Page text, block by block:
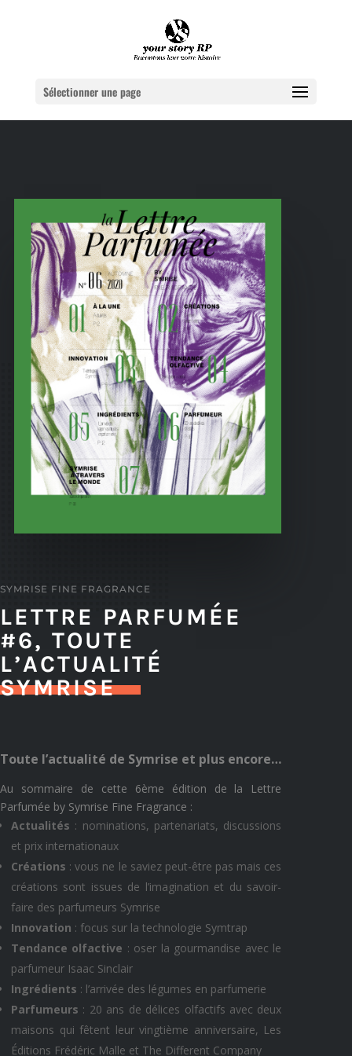
Sélectionner une page
SYMRISE FINE FRAGRANCE
LETTRE PARFUMÉE
#6, TOUTE
L’ACTUALITÉ
SYMRISE
Toute l’actualité de Symrise et plus encore…
Au sommaire de cette 6ème édition de la Lettre
Parfumée by Symrise Fine Fragrance :
Actualités : nominations, partenariats, discussions
et prix internationaux
Créations : vous ne le saviez peut-être pas mais ces
créations sont issues de l’imagination et du savoir-
faire des parfumeurs Symrise
Innovation : focus sur la technologie Symtrap
Tendance olfactive : oser la gourmandise avec le
parfumeur Isaac Sinclair
Ingrédients : l’arrivée des légumes en parfumerie
Parfumeurs : 20 ans de délices olfactifs avec deux
maisons qui fêtent leur vingtième anniversaire, Les
Éditions Frédéric Malle et The Different Company